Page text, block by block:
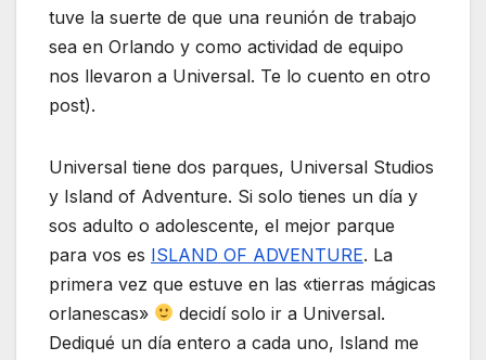
tuve la suerte de que una reunión de trabajo
sea en Orlando y como actividad de equipo
nos llevaron a Universal. Te lo cuento en otro
post).
Universal tiene dos parques, Universal Studios
y Island of Adventure. Si solo tienes un día y
sos adulto o adolescente, el mejor parque
para vos es ISLAND OF ADVENTURE. La
primera vez que estuve en las «tierras mágicas
orlanescas»
decidí solo ir a Universal.
Dediqué un día entero a cada uno, Island me